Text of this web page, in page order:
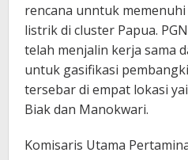
rencana unntuk
listrik di cluster Papua.
telah menjalin kerja sama
untuk gasifikasi
tersebar di empat lokasi
Biak dan Manokwari.
Komisaris Utama